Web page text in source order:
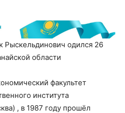
Рыскельдинович одился 26
области
факультет
института
, в 1987 году прошёл